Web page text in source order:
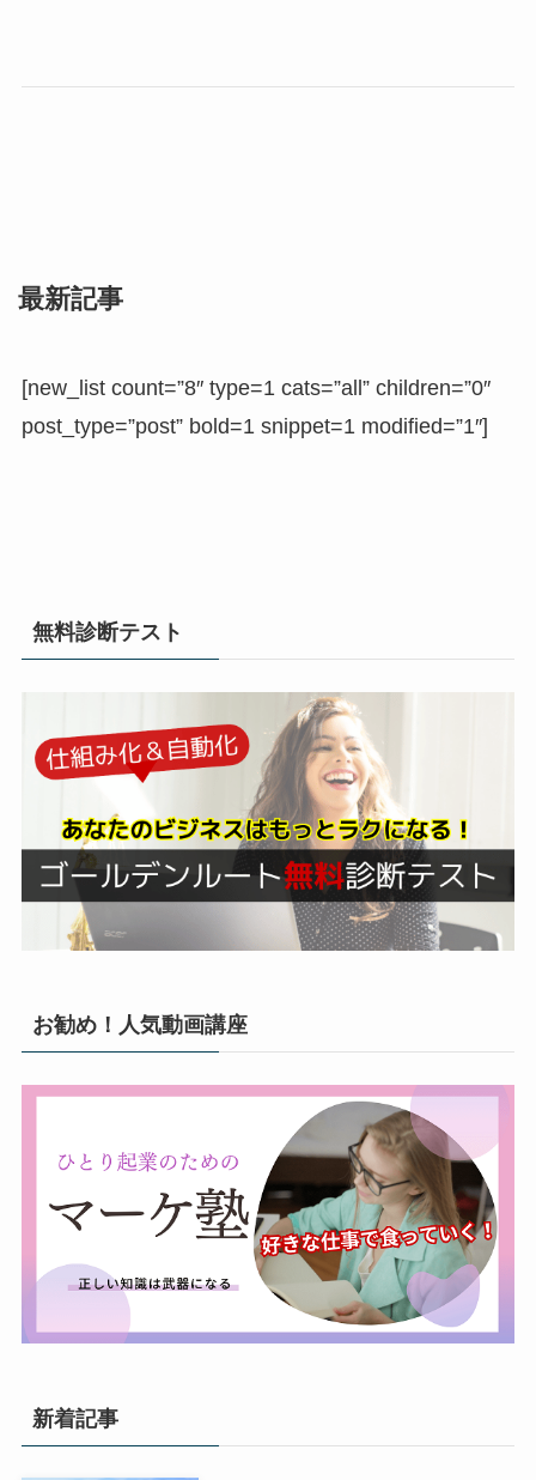
最新記事
[new_list count=”8″ type=1 cats=”all” children=”0″
post_type=”post” bold=1 snippet=1 modified=”1″]
無料診断テスト
お勧め！人気動画講座
新着記事